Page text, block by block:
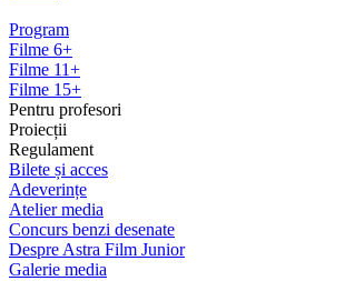
Program
Filme 6+
Filme 11+
Filme 15+
Pentru profesori
Proiecții
Regulament
Bilete și acces
Adeverințe
Atelier media
Concurs benzi desenate
Despre Astra Film Junior
Galerie media